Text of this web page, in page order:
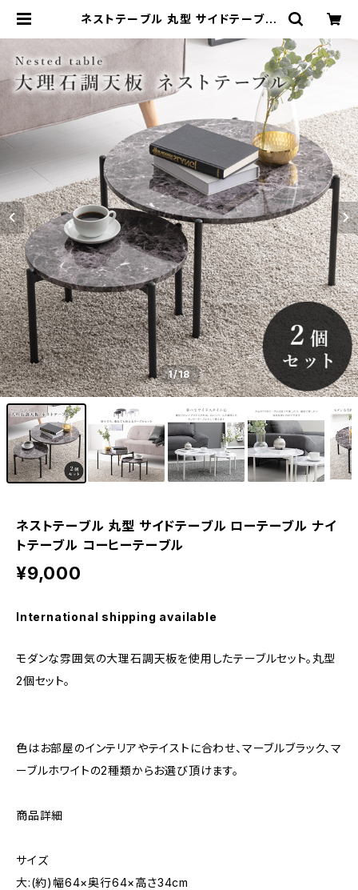
ネストテーブル 丸型 サイドテーブル
ーテーブル | 家具テイスト
1/18
ネストテーブル 丸型 サイドテーブル ローテーブル ナイ
トテーブル コーヒーテーブル
¥9,000
International shipping available
モダンな雰囲気の大理石調天板を使用したテーブルセット。丸型
2個セット。
色はお部屋のインテリアやテイストに合わせ、マーブルブラック、マ
ーブルホワイトの2種類からお選び頂けます。
商品詳細
サイズ
大:(約)幅64×奥行64×高さ34cm